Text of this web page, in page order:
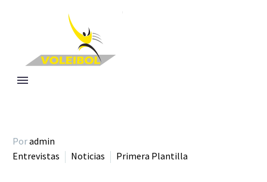
Poradmin
Entrevistas
Noticias Primera Plantilla